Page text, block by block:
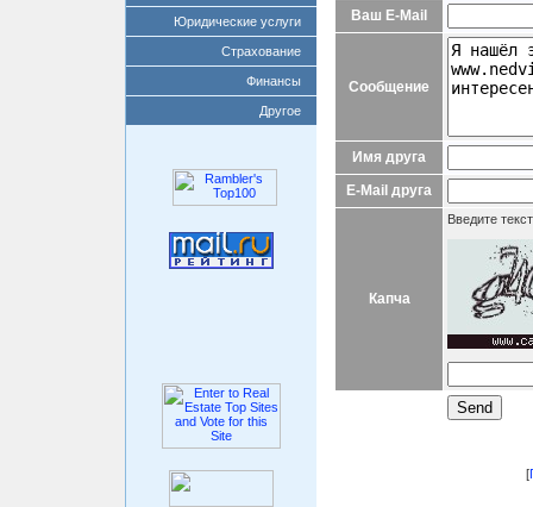
Юридические услуги
Страхование
Финансы
Другое
Ваш E-Mail
Сообщение
Имя друга
E-Mail друга
Капча
Введите
[